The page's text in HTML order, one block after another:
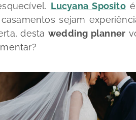
Lucyana Spositoé
sejam
desta wedding planner